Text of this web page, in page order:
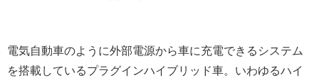
電気自動車のように外部電源から車に充電できるシステム
を搭載しているプラグインハイブリッド車。いわゆるハイ